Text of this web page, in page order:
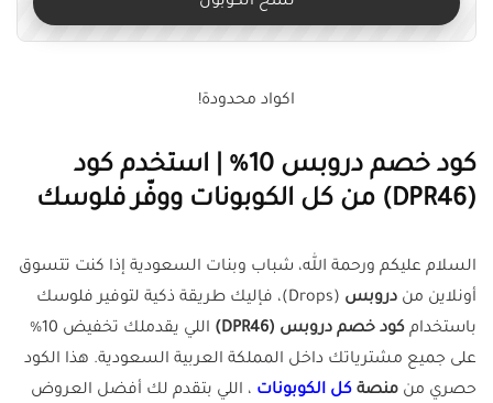
اكواد محدودة!
كود خصم دروبس 10% | استخدم كود
(DPR46) من كل الكوبونات ووفّر فلوسك
السلام عليكم ورحمة الله، شباب وبنات السعودية إذا كنت تتسوق
أونلاين من دروبس
(Drops)، فإليك طريقة ذكية لتوفير فلوسك
باستخدام كود خصم دروبس (DPR46)
اللي يقدملك تخفيض 10%
على جميع مشترياتك داخل المملكة العربية السعودية. هذا الكود
حصري من منصة كل الكوبونات ، اللي بتقدم لك أفضل العروض